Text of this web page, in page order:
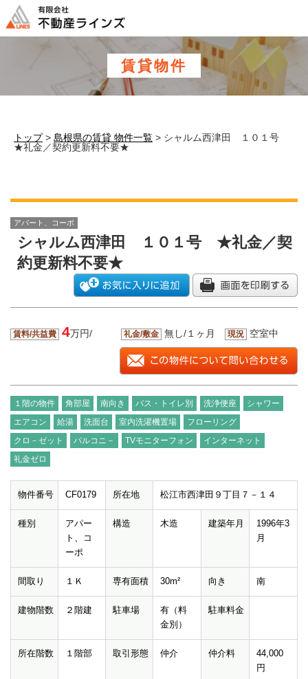
このページの本文へ
賃貸物件
トップ> 島根県の賃貸 物件一覧 > シャルム西津田 １０１号
★礼金／契約更新料不要★
アパート、コーポ
シャルム西津田 １０１号 ★礼金／契
約更新料不要★
賃料/共益費 4万円/ 礼金/敷金 無し/１ヶ月 現況 空室中
１階の物件 角部屋 南向き バス・トイレ別 洗浄便座
シャワー
エアコン
給湯 洗面台 室内洗濯機置場
フローリング
クロ－ゼット
バルコニ－ TVモニターフォン
インターネット
礼金ゼロ
物件番号 CF0179 所在地 松江市西津田９丁目７－１４
種別
アパー
ト、コ
ーポ
構造 木造 建築年月
1996年3
月
間取り １Ｋ 専有面積 30m² 向き 南
建物階数 ２階建 駐車場
有（料
金別）
駐車料金
所在階数 １階部 取引形態 仲介 仲介料
44,000
円